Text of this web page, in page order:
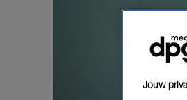
Jouw